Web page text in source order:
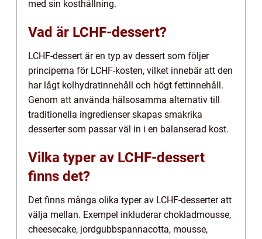
med sin kosthållning.
Vad är LCHF-dessert?
LCHF-dessert är en typ av dessert som följer
principerna för LCHF-kosten, vilket innebär att den
har lågt kolhydratinnehåll och högt fettinnehåll.
Genom att använda hälsosamma alternativ till
traditionella ingredienser skapas smakrika
desserter som passar väl in i en balanserad kost.
Vilka typer av LCHF-dessert
finns det?
Det finns många olika typer av LCHF-desserter att
välja mellan. Exempel inkluderar chokladmousse,
cheesecake, jordgubbspannacotta, mousse,